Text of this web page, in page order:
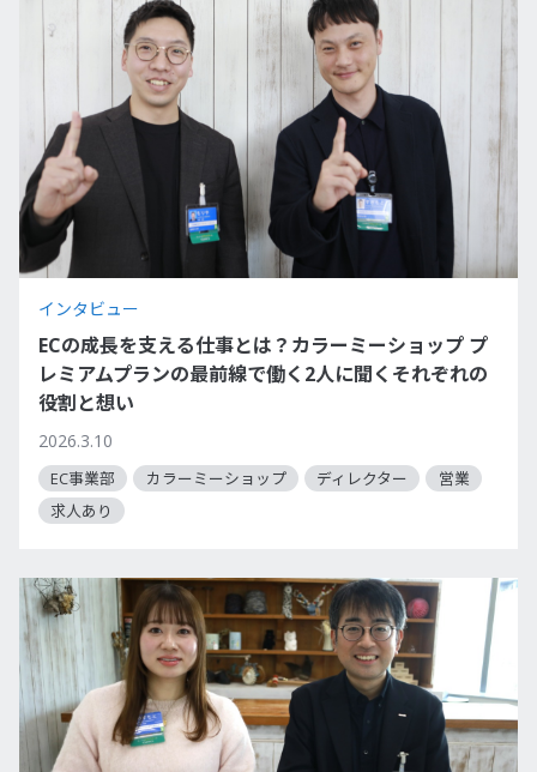
インタビュー
ECの成長を支える仕事とは？カラーミーショップ プ
レミアムプランの最前線で働く2人に聞くそれぞれの
役割と想い
2026.3.10
EC事業部 カラーミーショップ ディレクター
営業
求人あり